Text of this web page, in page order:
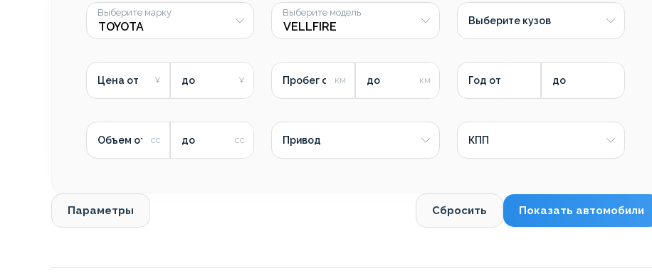
Выберите марку Выберите модель
Выберите кузов
Цена от до Пробег от до Год от до
Объем от до Привод КПП
Параметры Сбросить Показать автомобили